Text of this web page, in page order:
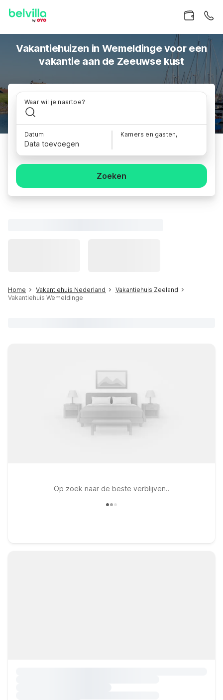
Vakantiehuizen in Wemeldinge voor een
vakantie aan de Zeeuwse kust
Waar wil je naartoe?
Datum
Data toevoegen
Kamers en gasten,
Zoeken
Home Vakantiehuis Nederland
Vakantiehuis Zeeland
Vakantiehuis Wemeldinge
Op zoek naar de beste verblijven..